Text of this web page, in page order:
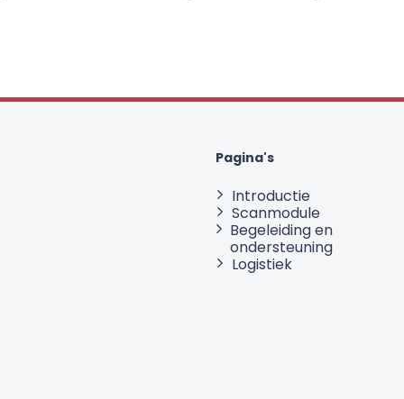
Pagina's
Introductie
Scanmodule
Begeleiding en
ondersteuning
Logistiek